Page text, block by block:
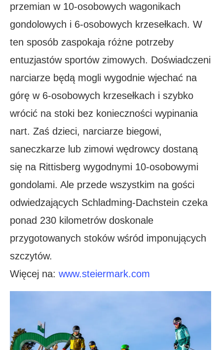
przemian w 10-osobowych wagonikach
gondolowych i 6-osobowych krzesełkach. W
ten sposób zaspokaja różne potrzeby
entuzjastów sportów zimowych. Doświadczeni
narciarze będą mogli wygodnie wjechać na
górę w 6-osobowych krzesełkach i szybko
wrócić na stoki bez konieczności wypinania
nart. Zaś dzieci, narciarze biegowi,
saneczkarze lub zimowi wędrowcy dostaną
się na Rittisberg wygodnymi 10-osobowymi
gondolami. Ale przede wszystkim na gości
odwiedzających Schladming-Dachstein czeka
ponad 230 kilometrów doskonale
przygotowanych stoków wśród imponujących
szczytów.
Więcej na: www.steiermark.com